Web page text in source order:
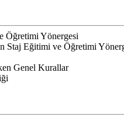
Öğretimi Yönergesi
Staj Eğitimi ve Öğretimi
Genel Kurallar